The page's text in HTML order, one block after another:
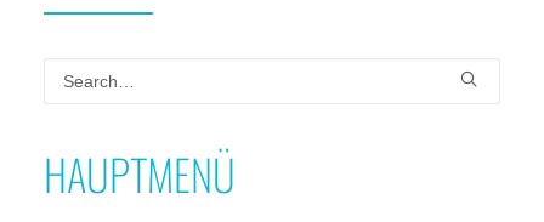
HAUPTMENÜ